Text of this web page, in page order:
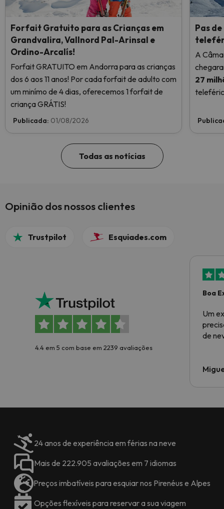
Forfait Gratuito para as Crianças em
Grandvalira, Vallnord Pal-Arinsal e
Ordino-Arcalís!
Forfait GRATUITO em Andorra para as crianças
dos 6 aos 11 anos! Por cada forfait de adulto com
um minímo de 4 dias, oferecemos 1 forfait de
criança GRÁTIS!
Publicada: 01/08/2026
Pas
A
27
Todas as notícias
Opinião dos nossos clientes
Trustpilot Esquiades.com
4.4 em 5 com base em 2239 avaliações
Boa
Um
de
24 anos de experiência em férias na neve
Mais de 222.905 avaliações em 7 idiomas
Preços imbatíveis para esquiar nos Pirenéus e Alpes
Opções flexíveis para reservar a sua viagem